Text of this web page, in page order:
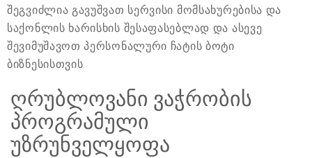
შეგვიძლია გავუშვათ სერვისი მომსახურებისა და
საქონლის ხარისხის შესაფასებლად და ასევე
შევიმუშავოთ პერსონალური ჩატის ბოტი
ბიზნესისთვის.
ღრუბლოვანი ვაჭრობის
პროგრამული
უზრუნველყოფა